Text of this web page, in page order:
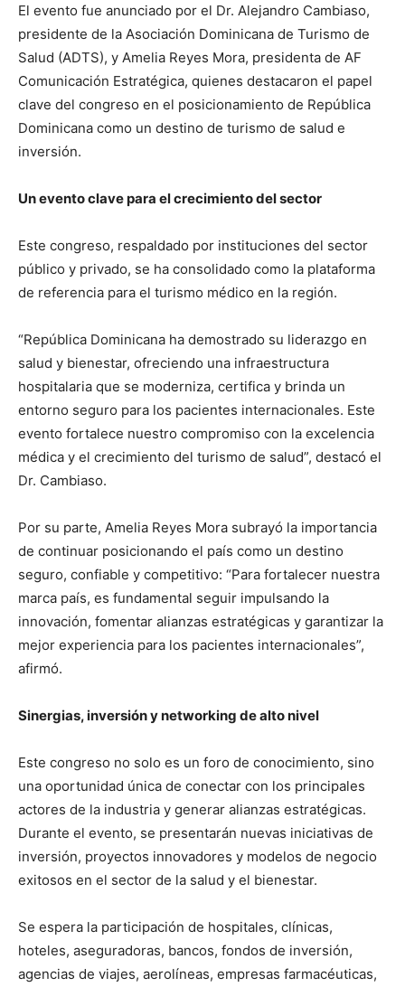
El evento fue anunciado por el Dr. Alejandro Cambiaso,
presidente de la Asociación Dominicana de Turismo de
Salud (ADTS), y Amelia Reyes Mora, presidenta de AF
Comunicación Estratégica, quienes destacaron el papel
clave del congreso en el posicionamiento de República
Dominicana como un destino de turismo de salud e
inversión.
Un evento clave para el crecimiento del sector
Este congreso, respaldado por instituciones del sector
público y privado, se ha consolidado como la plataforma
de referencia para el turismo médico en la región.
“República Dominicana ha demostrado su liderazgo en
salud y bienestar, ofreciendo una infraestructura
hospitalaria que se moderniza, certifica y brinda un
entorno seguro para los pacientes internacionales. Este
evento fortalece nuestro compromiso con la excelencia
médica y el crecimiento del turismo de salud”, destacó el
Dr. Cambiaso.
Por su parte, Amelia Reyes Mora subrayó la importancia
de continuar posicionando el país como un destino
seguro, confiable y competitivo: “Para fortalecer nuestra
marca país, es fundamental seguir impulsando la
innovación, fomentar alianzas estratégicas y garantizar la
mejor experiencia para los pacientes internacionales”,
afirmó.
Sinergias, inversión y networking de alto nivel
Este congreso no solo es un foro de conocimiento, sino
una oportunidad única de conectar con los principales
actores de la industria y generar alianzas estratégicas.
Durante el evento, se presentarán nuevas iniciativas de
inversión, proyectos innovadores y modelos de negocio
exitosos en el sector de la salud y el bienestar.
Se espera la participación de hospitales, clínicas,
hoteles, aseguradoras, bancos, fondos de inversión,
agencias de viajes, aerolíneas, empresas farmacéuticas,